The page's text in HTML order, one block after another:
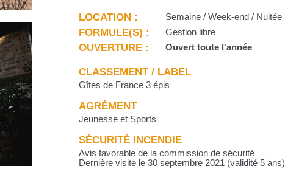
LOCATION : Semaine / Week-end / Nuitée
FORMULE(S) : Gestion libre
OUVERTURE : Ouvert toute l'année
CLASSEMENT / LABEL
Gîtes de France 3 épis
AGRÉMENT
Jeunesse et Sports
SÉCURITÉ INCENDIE
Avis favorable de la commission de sécurité
Dernière visite le 30 septembre 2021 (validité 5 ans)